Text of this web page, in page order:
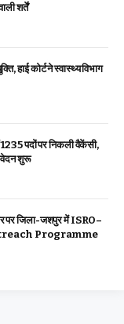
शर्तें
हाई कोर्ट ने स्वास्थ्य विभाग
1235 पदों पर निकली वैकेंसी,
शुरू
पर जिला-जशपुर में ISRO–
Programme